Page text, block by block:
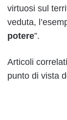
virtuosi sul
veduta,
potere”.
Articoli
punto di vista